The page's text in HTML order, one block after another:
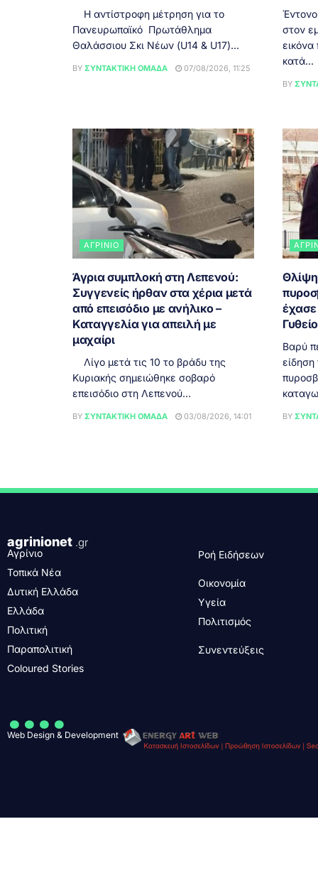
Η αντίστροφη μέτρηση για το
Πανευρωπαϊκό Πρωτάθλημα
Θαλάσσιου Σκι Νέων (U14 & U17)...
BY ΣΥΝΤΑΚΤΙΚΉ ΟΜΆΔΑ 07/08/2026, 11:25
στον
κατά...
BY
ΑΓΡΊΝΙΟ
Άγρια συμπλοκή στη Λεπενού:
Συγγενείς ήρθαν στα χέρια μετά
από επεισόδιο με ανήλικο –
Καταγγελία για απειλή με
μαχαίρι
Λίγο μετά τις 10 το βράδυ της
Κυριακής σημειώθηκε σοβαρό
επεισόδιο στη Λεπενού...
BY ΣΥΝΤΑΚΤΙΚΉ ΟΜΆΔΑ 03/08/2026, 14:01
έχασε
Βαρύ
BY
agrinionet .gr
Αγρίνιο
Τοπικά Νέα
Δυτική Ελλάδα
Ελλάδα
Πολιτική
Παραπολιτική
Coloured Stories
Ροή Ειδήσεων
Οικονομία
Υγεία
Πολιτισμός
Συνεντεύξεις
....
Web Design & Development